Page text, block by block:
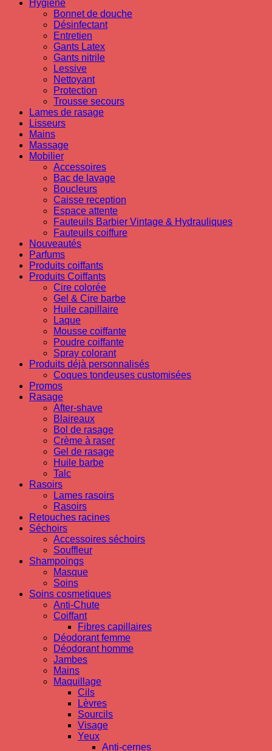
Hygiène
Bonnet de douche
Désinfectant
Entretien
Gants Latex
Gants nitrile
Lessive
Nettoyant
Protection
Trousse secours
Lames de rasage
Lisseurs
Mains
Massage
Mobilier
Accessoires
Bac de lavage
Boucleurs
Caisse reception
Espace attente
Fauteuils Barbier Vintage & Hydrauliques
Fauteuils coiffure
Nouveautés
Parfums
Produits coiffants
Produits Coiffants
Cire colorée
Gel & Cire barbe
Huile capillaire
Laque
Mousse coiffante
Poudre coiffante
Spray colorant
Produits déjà personnalisés
Coques tondeuses customisées
Promos
Rasage
After-shave
Blaireaux
Bol de rasage
Crème à raser
Gel de rasage
Huile barbe
Talc
Rasoirs
Lames rasoirs
Rasoirs
Retouches racines
Séchoirs
Accessoires séchoirs
Souffleur
Shampoings
Masque
Soins
Soins cosmetiques
Anti-Chute
Coiffant
Fibres capillaires
Déodorant femme
Déodorant homme
Jambes
Mains
Maquillage
Cils
Lèvres
Sourcils
Visage
Yeux
Anti-cernes